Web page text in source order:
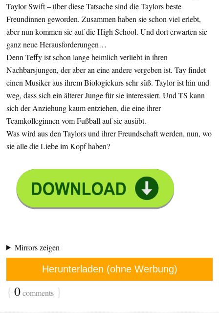
Taylor Swift – über diese Tatsache sind die Taylors beste
Freundinnen geworden. Zusammen haben sie schon viel erlebt,
aber nun kommen sie auf die High School. Und dort erwarten sie
ganz neue Herausforderungen…
Denn Teffy ist schon lange heimlich verliebt in ihren
Nachbarsjungen, der aber an eine andere vergeben ist. Tay findet
einen Musiker aus ihrem Biologiekurs sehr süß. Taylor ist hin und
weg, dass sich ein älterer Junge für sie interessiert. Und TS kann
sich der Anziehung kaum entziehen, die eine ihrer
Teamkolleginnen vom Fußball auf sie ausübt.
Was wird aus den Taylors und ihrer Freundschaft werden, nun, wo
sie alle die Liebe im Kopf haben?
Mirrors zeigen
Herunterladen (ohne Werbung)
{ 0comments }